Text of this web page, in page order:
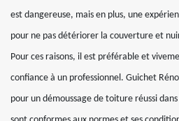
est dangereuse, mais en plus, une
pour ne pas détériorer la couverture et
Pour ces raisons, il est préférable et
confiance à un professionnel. Guichet
pour un démoussage de toiture réussi